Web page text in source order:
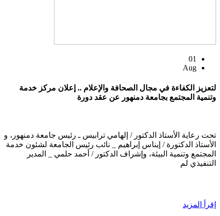
01
Aug
لتعزيز الكفاءة في مجال الصحافة والإعلام .. إعلان مركز خدمة
وتنمية المجتمع بجامعة دمنهور عن عقد دورة
تحت رعاية الأستاذ الدكتور / إلهامي ترابيس ـ رئيس جامعة دمنهور، و
الأستاذ الدكتورة / إيناس إبراهيم _ نائب رئيس الجامعة لشئون خدمة
المجتمع وتنمية البيئة، وإشراف الدكتور / أحمد حلمي _ المدير
التنفيذي لم
إقرأ المزيد